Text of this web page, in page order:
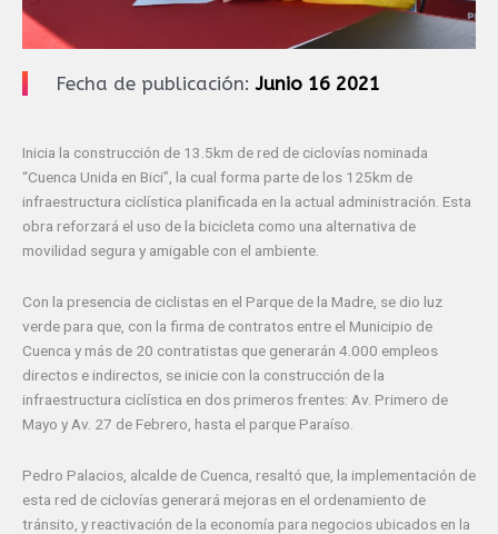
Fecha de publicación:Junio 16 2021
Inicia la construcción de 13.5km de red de ciclovías nominada
“Cuenca Unida en Bici”, la cual forma parte de los 125km de
infraestructura ciclística planificada en la actual administración. Esta
obra reforzará el uso de la bicicleta como una alternativa de
movilidad segura y amigable con el ambiente.
Con la presencia de ciclistas en el Parque de la Madre, se dio luz
verde para que, con la firma de contratos entre el Municipio de
Cuenca y más de 20 contratistas que generarán 4.000 empleos
directos e indirectos, se inicie con la construcción de la
infraestructura ciclística en dos primeros frentes: Av. Primero de
Mayo y Av. 27 de Febrero, hasta el parque Paraíso.
Pedro Palacios, alcalde de Cuenca, resaltó que, la implementación de
esta red de ciclovías generará mejoras en el ordenamiento de
tránsito, y reactivación de la economía para negocios ubicados en la